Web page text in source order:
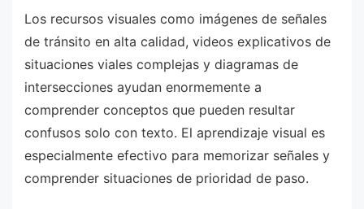
Los recursos visuales como imágenes de señales
de tránsito en alta calidad, videos explicativos de
situaciones viales complejas y diagramas de
intersecciones ayudan enormemente a
comprender conceptos que pueden resultar
confusos solo con texto. El aprendizaje visual es
especialmente efectivo para memorizar señales y
comprender situaciones de prioridad de paso.